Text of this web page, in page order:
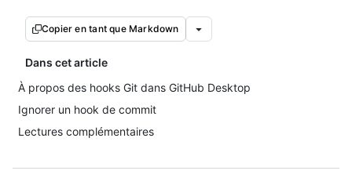
Copier en tant que Markdown
Dans cet article
À propos des hooks Git dans GitHub Desktop
Ignorer un hook de commit
Lectures complémentaires